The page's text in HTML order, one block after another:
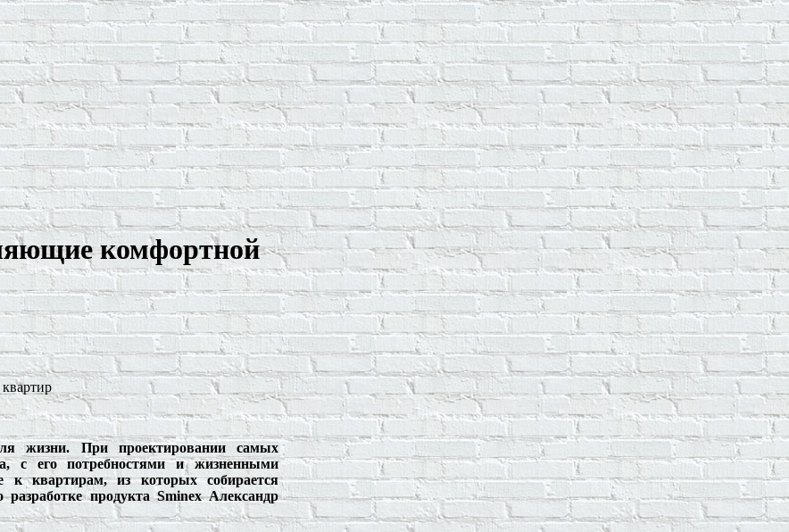
комфортной
жизни. При проектировании самых
с его потребностями и жизненными
квартирам, из которых собирается
продукта Sminex Александр